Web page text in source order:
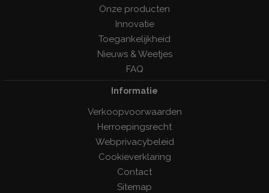
Onze producten
Innovatie
Toegankelijkheid
Nieuws & Weetjes
FAQ
Informatie
Verkoopvoorwaarden
Herroepingsrecht
Webprivacybeleid
Cookieverklaring
Contact
Sitemap